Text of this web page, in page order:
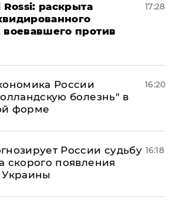
раскрыта
против
17:28
России
болезнь" в
форме
16:20
России судьбу
скорого появления
Украины
16:18